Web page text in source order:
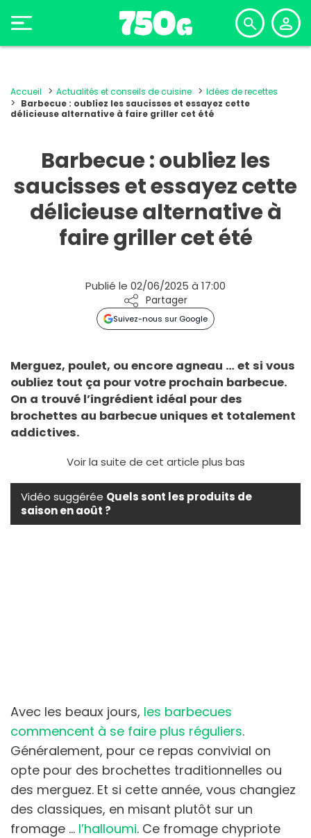
Accueil Actualités et conseils de cuisine
Idées de recettes
Barbecue : oubliez les saucisses et essayez cette
délicieuse alternative à faire griller cet été
Barbecue : oubliez les
saucisses et essayez cette
délicieuse alternative à
faire griller cet été
Publié le 02/06/2025 à 17:00
Partager
Suivez-nous sur Google
Merguez, poulet, ou encore agneau … et si vous
oubliez tout ça pour votre prochain barbecue.
On a trouvé l’ingrédient idéal pour des
brochettes au barbecue uniques et totalement
addictives.
Voir la suite de cet article plus bas
Vidéo suggérée Quels sont les produits de
saison en août ?
Avec les beaux jours, les barbecues
commencent à se faire plus réguliers.
Généralement, pour ce repas convivial on
opte pour des brochettes traditionnelles ou
des merguez. Et si cette année, vous changiez
des classiques, en misant plutôt sur un
fromage … l’halloumi. Ce fromage chypriote